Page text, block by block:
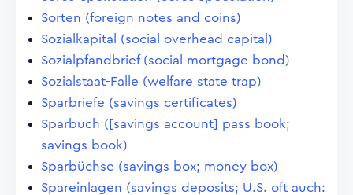
Sorten (foreign notes and coins)
Sozialkapital (social overhead capital)
Sozialpfandbrief (social mortgage bond)
Sozialstaat-Falle (welfare state trap)
Sparbriefe (savings certificates)
Sparbuch ([savings account] pass book;
savings book)
Sparbüchse (savings box; money box)
Spareinlagen (savings deposits; U.S. oft auch: